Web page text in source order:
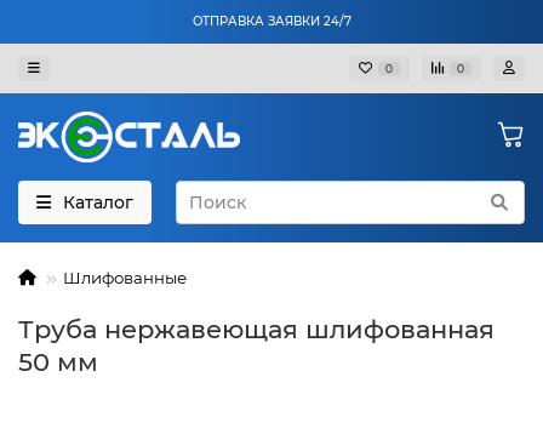
ОТПРАВКА ЗАЯВКИ 24/7
0 0
Каталог
Шлифованные
Труба нержавеющая шлифованная
50 мм